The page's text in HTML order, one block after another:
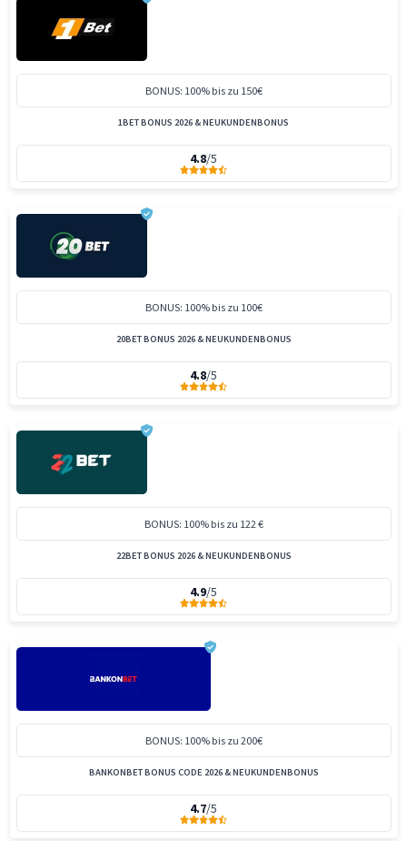
BONUS: 100% bis zu 150€
1BET BONUS 2026 & NEUKUNDENBONUS
4.8/5
BONUS: 100% bis zu 100€
20BET BONUS 2026 & NEUKUNDENBONUS
4.8/5
BONUS: 100% bis zu 122 €
22BET BONUS 2026 & NEUKUNDENBONUS
4.9/5
BONUS: 100% bis zu 200€
BANKONBET BONUS CODE 2026 & NEUKUNDENBONUS
4.7/5